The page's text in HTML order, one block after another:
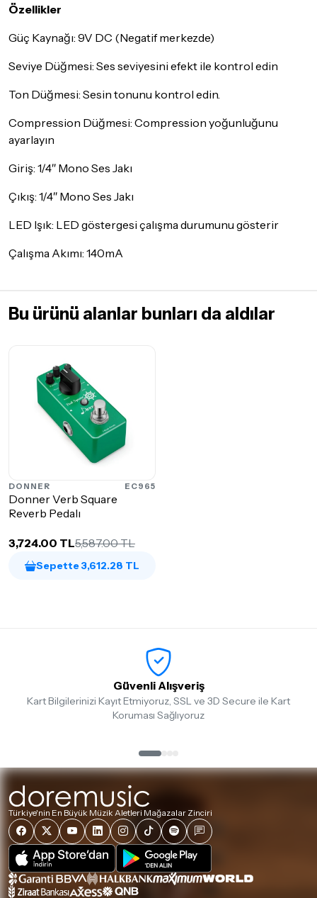
Özellikler
Güç Kaynağı: 9V DC (Negatif merkezde)
Seviye Düğmesi: Ses seviyesini efekt ile kontrol edin
Ton Düğmesi: Sesin tonunu kontrol edin.
Compression Düğmesi: Compression yoğunluğunu
ayarlayın
Giriş: 1/4″ Mono Ses Jakı
Çıkış: 1/4″ Mono Ses Jakı
LED Işık: LED göstergesi çalışma durumunu gösterir
Çalışma Akımı: 140mA
Bu ürünü alanlar bunları da aldılar
DONNER EC965
Donner Verb Square
Reverb Pedalı
3,724.00 TL5,587.00 TL
Sepette 3,612.28 TL
Güvenli Alışveriş
Kart Bilgilerinizi Kayıt Etmiyoruz, SSL ve 3D Secure ile Kart
Koruması Sağlıyoruz
Türkiye'nin En Büyük Müzik Aletleri Mağazalar Zinciri